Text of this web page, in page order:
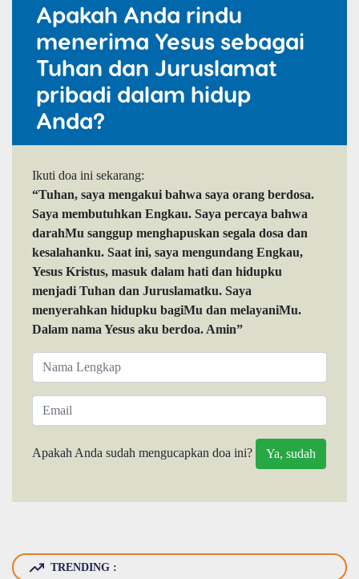
Apakah Anda rindu
menerima Yesus sebagai
Tuhan dan Juruslamat
pribadi dalam hidup
Anda?
Ikuti doa ini sekarang:
“Tuhan, saya mengakui bahwa saya orang berdosa.
Saya membutuhkan Engkau. Saya percaya bahwa
darahMu sanggup menghapuskan segala dosa dan
kesalahanku. Saat ini, saya mengundang Engkau,
Yesus Kristus, masuk dalam hati dan hidupku
menjadi Tuhan dan Juruslamatku. Saya
menyerahkan hidupku bagiMu dan melayaniMu.
Dalam nama Yesus aku berdoa. Amin”
Apakah Anda sudah mengucapkan doa ini?
TRENDING :